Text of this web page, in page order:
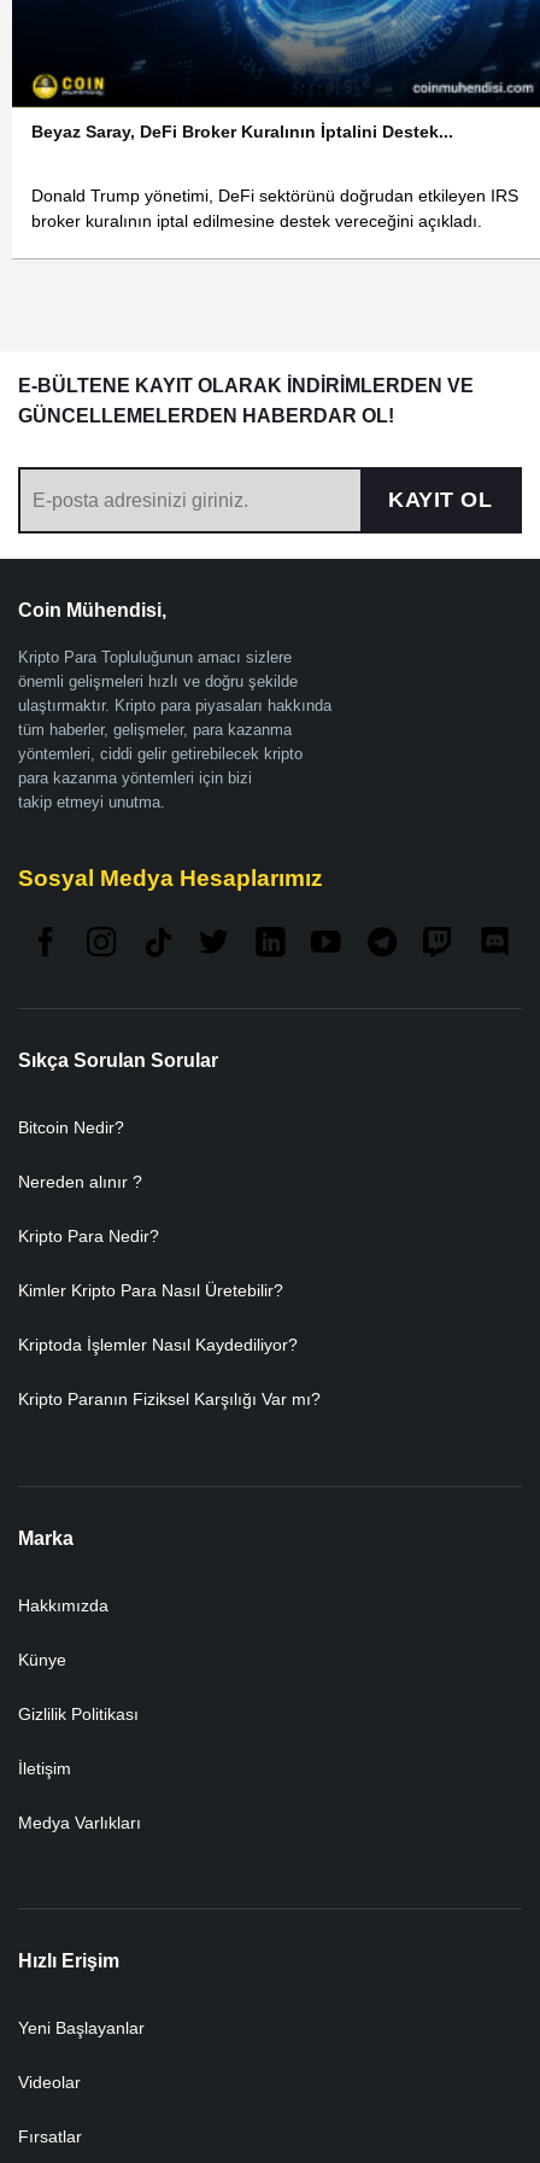
Beyaz Saray, DeFi Broker Kuralının İptalini Destek...
Donald Trump yönetimi, DeFi sektörünü doğrudan etkileyen IRS
broker kuralının iptal edilmesine destek vereceğini açıkladı.
E-BÜLTENE KAYIT OLARAK İNDİRİMLERDEN VE
GÜNCELLEMELERDEN HABERDAR OL!
KAYIT OL
Coin Mühendisi,
Kripto Para Topluluğunun amacı sizlere
önemli gelişmeleri hızlı ve doğru şekilde
ulaştırmaktır. Kripto para piyasaları hakkında
tüm haberler, gelişmeler, para kazanma
yöntemleri, ciddi gelir getirebilecek kripto
para kazanma yöntemleri için bizi
takip etmeyi unutma.
Sosyal Medya Hesaplarımız
Sıkça Sorulan Sorular
Bitcoin Nedir?
Nereden alınır ?
Kripto Para Nedir?
Kimler Kripto Para Nasıl Üretebilir?
Kriptoda İşlemler Nasıl Kaydediliyor?
Kripto Paranın Fiziksel Karşılığı Var mı?
Marka
Hakkımızda
Künye
Gizlilik Politikası
İletişim
Medya Varlıkları
Hızlı Erişim
Yeni Başlayanlar
Videolar
Fırsatlar